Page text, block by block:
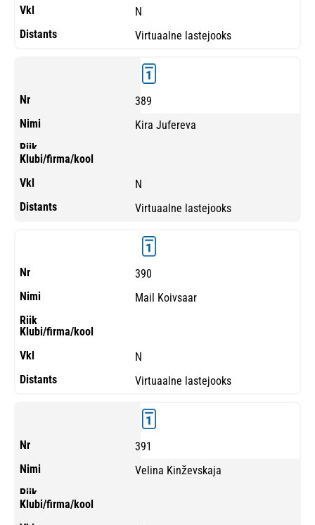
N
Virtuaalne lastejooks
389
Kira Jufereva
N
Virtuaalne lastejooks
390
Mail Koivsaar
N
Virtuaalne lastejooks
391
Velina Kinževskaja